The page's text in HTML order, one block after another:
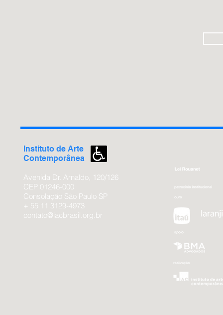
Instituto de Arte
Contemporânea
Avenida Dr. Arnaldo, 120/126
CEP 01246-000
Consolação São Paulo SP
+ 55 11 3129-4973
contato@iacbrasil.org.br